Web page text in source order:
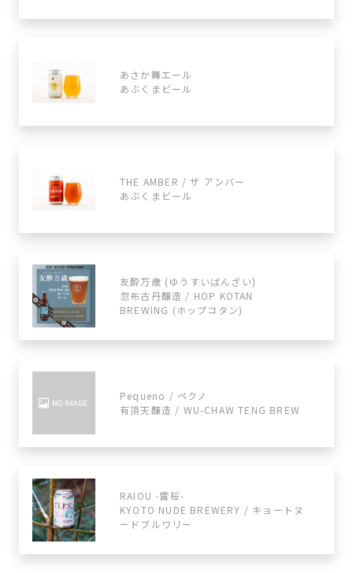
あさか舞エール
あぶくまビール
THE AMBER / ザ アンバー
あぶくまビール
友酔万歳 (ゆうすいばんざい)
忽布古丹醸造 / HOP KOTAN
BREWING (ホップコタン)
Pequeno / ペクノ
有頂天醸造 / WU-CHAW TENG BREW
RAIOU -雷桜-
KYOTO NUDE BREWERY / キョートヌ
ードブルワリー